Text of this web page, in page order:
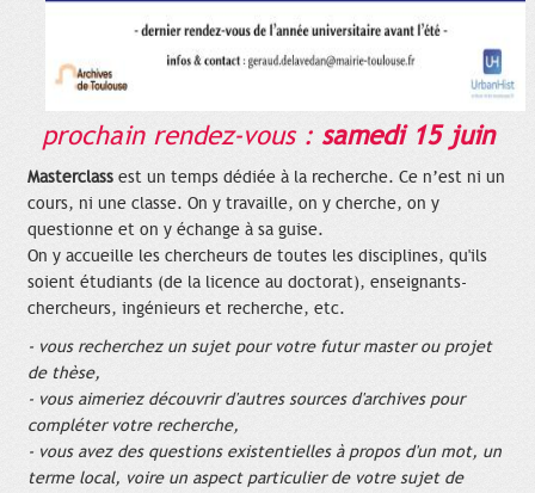
prochain rendez-vous : samedi 15 juin
Masterclass est un temps dédiée à la recherche. Ce n’est ni un
cours, ni une classe. On y travaille, on y cherche, on y
questionne et on y échange à sa guise.
On y accueille les chercheurs de toutes les disciplines, qu'ils
soient étudiants (de la licence au doctorat), enseignants-
chercheurs, ingénieurs et recherche, etc.
- vous recherchez un sujet pour votre futur master ou projet
de thèse,
- vous aimeriez découvrir d'autres sources d'archives pour
compléter votre recherche,
- vous avez des questions existentielles à propos d'un mot, un
terme local, voire un aspect particulier de votre sujet de